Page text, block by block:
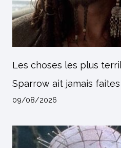
Les choses les plus
Sparrow ait jamais faites
09/08/2026